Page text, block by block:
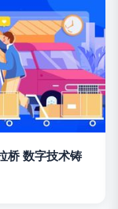
桥 数字技术铸